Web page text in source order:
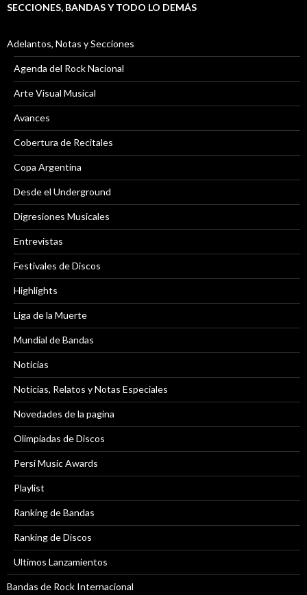
SECCIONES, BANDAS Y TODO LO DEMÁS
Adelantos, Notas y Secciones
Agenda del Rock Nacional
Arte Visual Musical
Avances
Cobertura de Recitales
Copa Argentina
Desde el Underground
Digresiones Musicales
Entrevistas
Festivales de Discos
Highlights
Liga de la Muerte
Mundial de Bandas
Noticias
Noticias, Relatos y Notas Especiales
Novedades de la pagina
Olimpiadas de Discos
Persi Music Awards
Playlist
Ranking de Bandas
Ranking de Discos
Ultimos Lanzamientos
Bandas de Rock Internacional